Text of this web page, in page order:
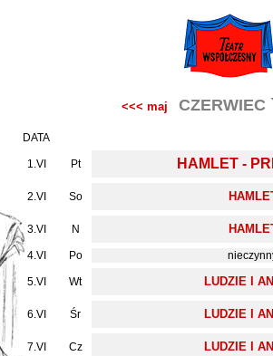
<<< maj CZERWIEC
DATA
1.VI Pt HAMLET -
2.VI So
3.VI N
4.VI Po
5.VI Wt LUDZIE I
6.VI Śr LUDZIE I
7.VI Cz LUDZIE I